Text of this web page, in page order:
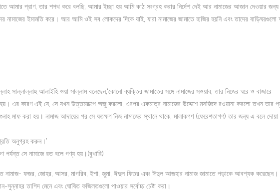
আমার প্রাণ, তার শপথ করে বলছি, আমার ইচ্ছা হয় আমি কাঠ সংগ্রহ করার নির্দেশ দেই আর নামাজের আজান দেওয়ার
ইমামতি করে। আর আমি ওই সব লোকদের দিকে যাই, যারা নামাজের জামাতে হাজির হয়নি এবং তাদের
সাল্লাল্লাহু আলাইহি ওয়া সাল্লাম বলেছেন,‘কোনো ব্যক্তির জামাতের সঙ্গে নামাজের সওয়াব, তার নিজের ঘরে ও বাজারে
হয়। এর কারণ এই যে, সে যখন উত্তমরূপে অজু করলো, এরপর একমাত্র নামাজের উদ্দেশে মসজিদে রওয়ানা করলো তখন তার
গুনাহ মাফ করা হয়। নামাজ আদায়ের পর সে যতক্ষণ নিজ নামাজের স্থানে থাকে, মালাকগণ (ফেরেশতাগণ) তার জন্য এ বলে
অনুগ্রহ করুন।’
পর্যন্ত সে নামাজে রত বলে গণ্য হয়।(বুখারি)
নামাজ- ফজর, জোহর, আসর, মাগরিব, ইশা, জুমা, ঈদুল ফিতর এবং ঈদুল আজহার নামাজ জামাতে পড়াকে আবশ্যক করেছেন।
তাগিদ মেনে এবং ঘোষিত ফজিলতগুলো পাওয়ার সর্বোচ্চ চেষ্টা করা।